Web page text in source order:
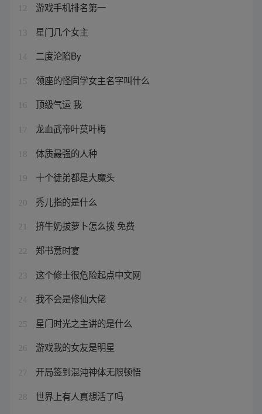
12 游戏手机排名第一
13 星门几个女主
14 二度沦陷By
15 领座的怪同学女主名字叫什么
16 顶级气运 我
17 龙血武帝叶莫叶梅
18 体质最强的人种
19 十个徒弟都是大魔头
20 秀儿指的是什么
21 挤牛奶拔萝卜怎么拨 免费
22 郑书意时宴
23 这个修士很危险起点中文网
24 我不会是修仙大佬
25 星门时光之主讲的是什么
26 游戏我的女友是明星
27 开局签到混沌神体无限顿悟
28
世界上有人真想活了吗